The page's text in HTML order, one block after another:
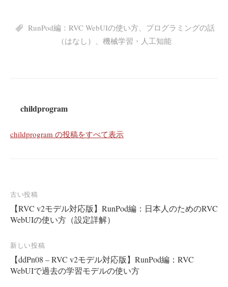
RunPod編：RVC WebUIの使い方、 プログラミングの話
（はなし） 、 機械学習・人工知能
childprogram
childprogram の投稿をすべて表示
投
稿
ナ
ビ
ゲ
ー
古い投稿
【RVC v2モデル対応版】RunPod編：日本人のためのRVC
WebUIの使い方（設定詳解）
新しい投稿
【ddPn08 – RVC v2モデル対応版】RunPod編：RVC
WebUIで過去の学習モデルの使い方